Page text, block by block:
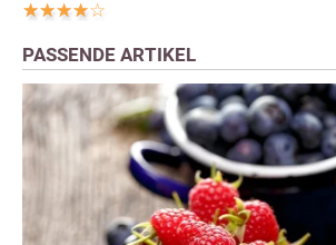
PASSENDE ARTIKEL